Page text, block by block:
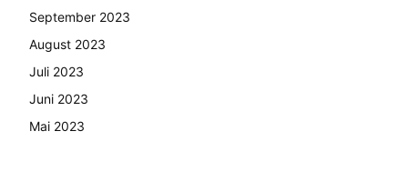
September 2023
August 2023
Juli 2023
Juni 2023
Mai 2023